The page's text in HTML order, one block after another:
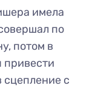
имела
по
потом в
привести
с